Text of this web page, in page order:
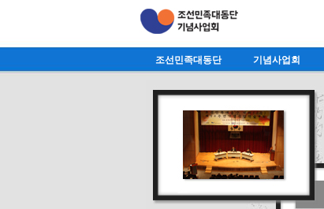
조선민족대동단 기념사업회